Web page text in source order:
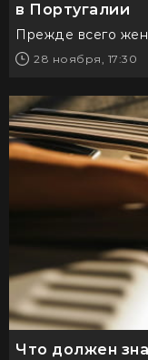
в Португалии
Прежде всего
28 ноября, 17:30
Что должен